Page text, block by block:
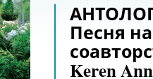
Песня
Keren